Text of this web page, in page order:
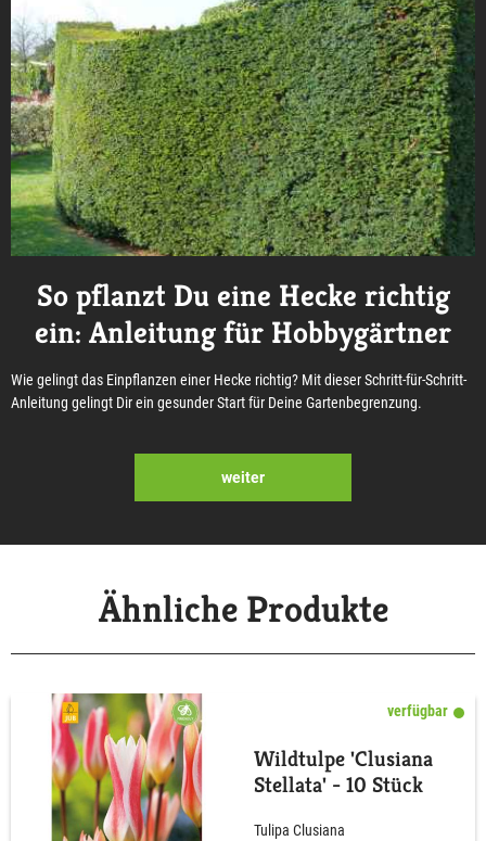
So pflanzt Du eine Hecke richtig
ein: Anleitung für Hobbygärtner
Wie gelingt das Einpflanzen einer Hecke richtig? Mit dieser Schritt-für-Schritt-
Anleitung gelingt Dir ein gesunder Start für Deine Gartenbegrenzung.
weiter
Ähnliche Produkte
verfügbar
Wildtulpe 'Clusiana
Stellata' - 10 Stück
Tulipa Clusiana